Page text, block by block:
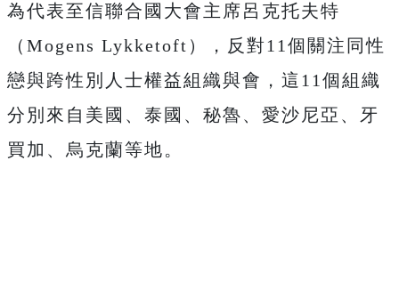
為代表至信聯合國大會主席呂克托夫特
（Mogens Lykketoft），反對11個關注同性
戀與跨性別人士權益組織與會，這11個組織
分別來自美國、泰國、秘魯、愛沙尼亞、牙
買加、烏克蘭等地。